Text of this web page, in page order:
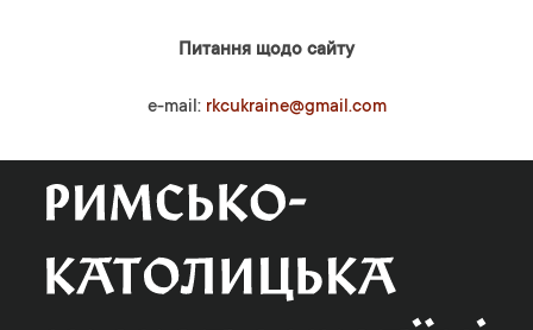
Питання щодо сайту
e-mail: rkcukraine@gmail.com